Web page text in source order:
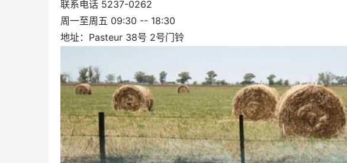
联系电话 5237-0262
周一至周五 09:30 -- 18:30
地址：Pasteur 38号 2号门铃